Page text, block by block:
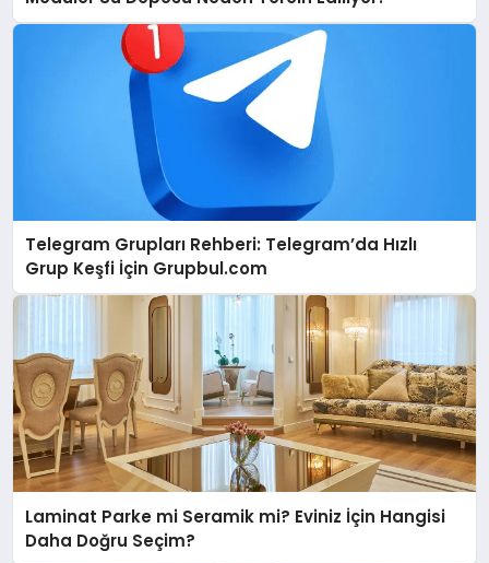
Telegram Grupları Rehberi: Telegram’da Hızlı
Grup Keşfi İçin Grupbul.com
Laminat Parke mi Seramik mi? Eviniz İçin Hangisi
Daha Doğru Seçim?